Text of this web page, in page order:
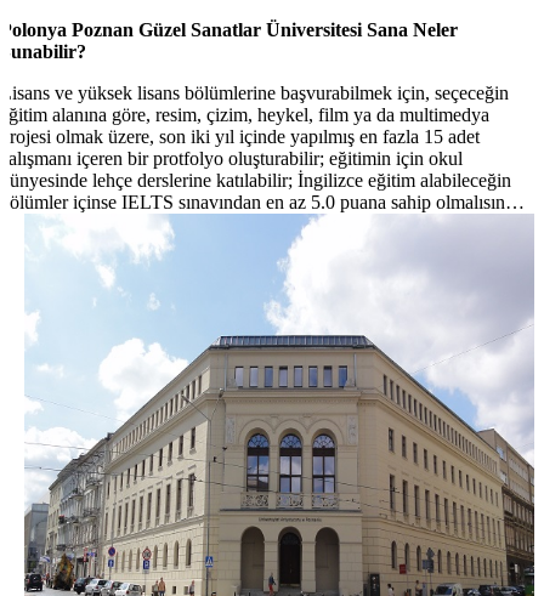
Polonya Poznan Güzel Sanatlar Üniversitesi Sana Neler
Sunabilir?
Lisans ve yüksek lisans bölümlerine başvurabilmek için, seçeceğin
eğitim alanına göre, resim, çizim, heykel, film ya da multimedya
projesi olmak üzere, son iki yıl içinde yapılmış en fazla 15 adet
çalışmanı içeren bir protfolyo oluşturabilir; eğitimin için okul
bünyesinde lehçe derslerine katılabilir; İngilizce eğitim alabileceğin
bölümler içinse IELTS sınavından en az 5.0 puana sahip olmalısın…